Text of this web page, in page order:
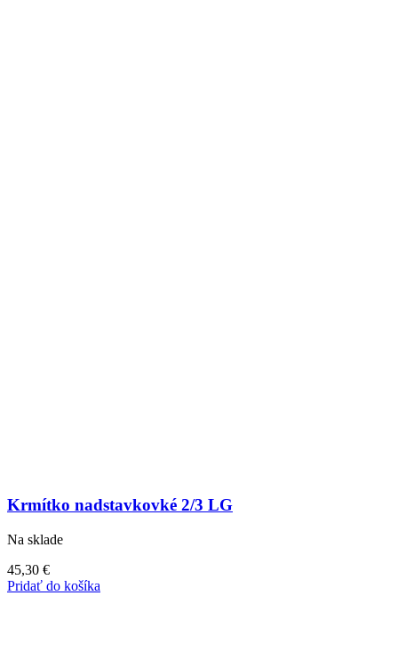
Krmítko nadstavkovké 2/3 LG
Na sklade
45,30 €
Pridať do košíka